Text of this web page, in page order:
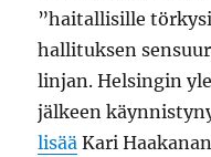
”haitallisille
hallituksen
linjan. Helsingin
jälkeen
lisää Kari